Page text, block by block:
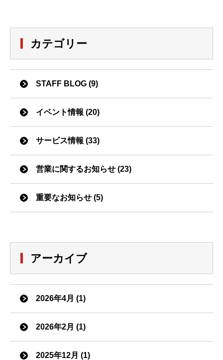
カテゴリー
STAFF BLOG (9)
イベント情報 (20)
サービス情報 (33)
営業に関するお知らせ (23)
重要なお知らせ (5)
アーカイブ
2026年4月 (1)
2026年2月 (1)
2025年12月 (1)